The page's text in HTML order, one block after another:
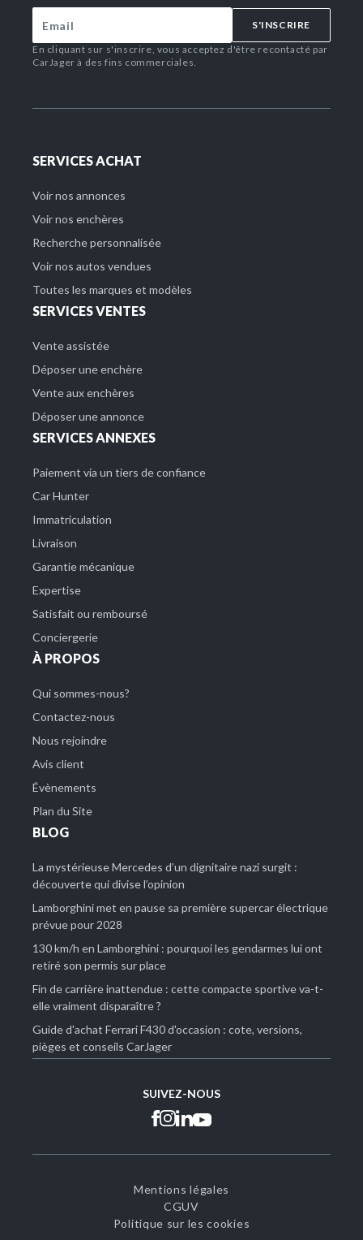
S'INSCRIRE
En cliquant sur s'inscrire, vous acceptez d'être recontacté par
CarJager à des fins commerciales.
SERVICES ACHAT
Voir nos annonces
Voir nos enchères
Recherche personnalisée
Voir nos autos vendues
Toutes les marques et modèles
SERVICES VENTES
Vente assistée
Déposer une enchère
Vente aux enchères
Déposer une annonce
SERVICES ANNEXES
Paiement via un tiers de confiance
Car Hunter
Immatriculation
Livraison
Garantie mécanique
Expertise
Satisfait ou remboursé
Conciergerie
À PROPOS
Qui sommes-nous?
Contactez-nous
Nous rejoindre
Avis client
Évènements
Plan du Site
BLOG
La mystérieuse Mercedes d’un dignitaire nazi surgit :
découverte qui divise l’opinion
Lamborghini met en pause sa première supercar électrique
prévue pour 2028
130 km/h en Lamborghini : pourquoi les gendarmes lui ont
retiré son permis sur place
Fin de carrière inattendue : cette compacte sportive va-t-
elle vraiment disparaître ?
Guide d'achat Ferrari F430 d'occasion : cote, versions,
pièges et conseils CarJager
SUIVEZ-NOUS
Mentions légales
CGUV
Politique sur les cookies